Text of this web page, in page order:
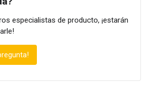
especialistas de producto, ¡estarán